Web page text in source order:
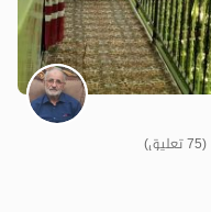
(75 تعليق)